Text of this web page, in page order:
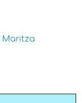
Maritza